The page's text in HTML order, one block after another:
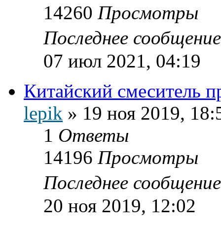
14260 Просмотры
Последнее
07 июл 2021, 04:19
Китайский смеситель
lepik » 19 ноя 2019,
1 Ответы
14196 Просмотры
Последнее
20 ноя 2019, 12:02